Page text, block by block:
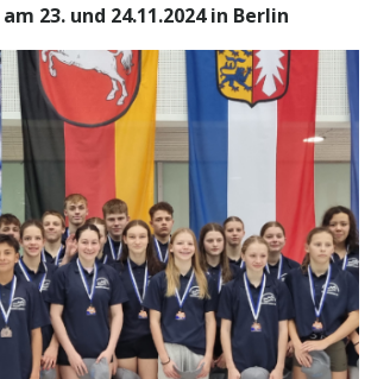
23. und 24.11.2024 in Berlin